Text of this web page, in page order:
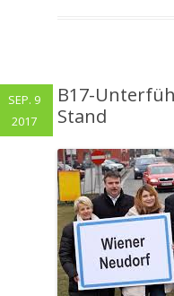
B17-
Stand
SEP. 9
2017